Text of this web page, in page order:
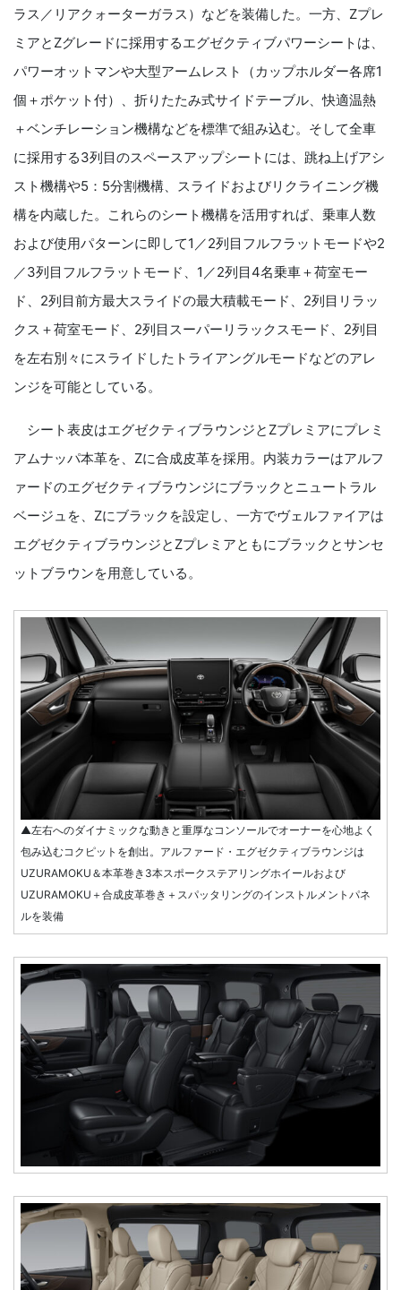
ラス／リアクォーターガラス）などを装備した。一方、Zプレ
ミアとZグレードに採用するエグゼクティブパワーシートは、
パワーオットマンや大型アームレスト（カップホルダー各席1
個＋ポケット付）、折りたたみ式サイドテーブル、快適温熱
＋ベンチレーション機構などを標準で組み込む。そして全車
に採用する3列目のスペースアップシートには、跳ね上げアシ
スト機構や5：5分割機構、スライドおよびリクライニング機
構を内蔵した。これらのシート機構を活用すれば、乗車人数
および使用パターンに即して1／2列目フルフラットモードや2
／3列目フルフラットモード、1／2列目4名乗車＋荷室モー
ド、2列目前方最大スライドの最大積載モード、2列目リラッ
クス＋荷室モード、2列目スーパーリラックスモード、2列目
を左右別々にスライドしたトライアングルモードなどのアレ
ンジを可能としている。
シート表皮はエグゼクティブラウンジとZプレミアにプレミ
アムナッパ本革を、Zに合成皮革を採用。内装カラーはアルフ
ァードのエグゼクティブラウンジにブラックとニュートラル
ベージュを、Zにブラックを設定し、一方でヴェルファイアは
エグゼクティブラウンジとZプレミアともにブラックとサンセ
ットブラウンを用意している。
▲左右へのダイナミックな動きと重厚なコンソールでオーナーを心地よく
包み込むコクピットを創出。アルファード・エグゼクティブラウンジは
UZURAMOKU＆本革巻き3本スポークステアリングホイールおよび
UZURAMOKU＋合成皮革巻き＋スパッタリングのインストルメントパネ
ルを装備